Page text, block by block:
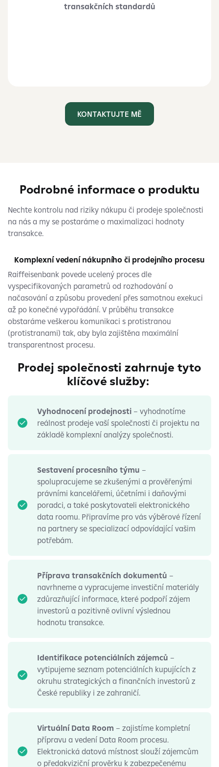
transakčních standardů
KONTAKTUJTE MĚ
Podrobné informace o produktu
Nechte kontrolu nad riziky nákupu či prodeje společnosti
na nás a my se postaráme o maximalizaci hodnoty
transakce.
Komplexní vedení nákupního či prodejního procesu
Raiffeisenbank povede ucelený proces dle
vyspecifikovaných parametrů od rozhodování o
načasování a způsobu provedení přes samotnou exekuci
až po konečné vypořádání. V průběhu transakce
obstaráme veškerou komunikaci s protistranou
(protistranami) tak, aby byla zajištěna maximální
transparentnost procesu.
Prodej společnosti zahrnuje tyto
klíčové služby:
Vyhodnocení prodejnosti – vyhodnotíme
reálnost prodeje vaší společnosti či projektu na
základě komplexní analýzy společnosti.
Sestavení procesního týmu –
spolupracujeme se zkušenými a prověřenými
právními kancelářemi, účetními i daňovými
poradci, a také poskytovateli elektronického
data roomu. Připravíme pro vás výběrové řízení
na partnery se specializací odpovídající vašim
potřebám.
Příprava transakčních dokumentů –
navrhneme a vypracujeme investiční materiály
zdůrazňující informace, které podpoří zájem
investorů a pozitivně ovlivní výslednou
hodnotu transakce.
Identifikace potenciálních zájemců –
vytipujeme seznam potenciálních kupujících z
okruhu strategických a finančních investorů z
České republiky i ze zahraničí.
Virtuální Data Room – zajistíme kompletní
přípravu a vedení Data Room procesu.
Elektronická datová místnost slouží zájemcům
o předakviziční prověrku k zabezpečenému